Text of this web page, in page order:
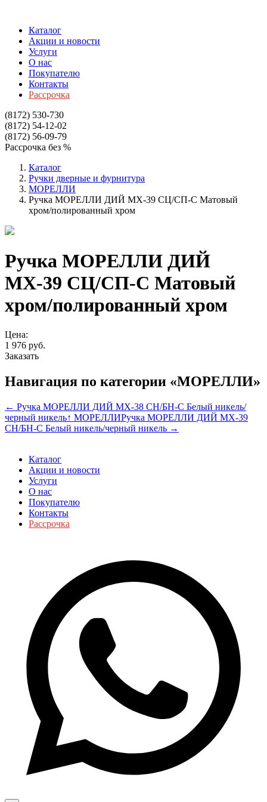
Каталог
Акции и новости
Услуги
О нас
Покупателю
Контакты
Рассрочка
(8172) 530-730
(8172) 54-12-02
(8172) 56-09-79
Рассрочка без %
Каталог
Ручки дверные и фурнитура
МОРЕЛЛИ
Ручка МОРЕЛЛИ ДИЙ МХ-39 СЦ/СП-С Матовый
хром/полированный хром
Ручка МОРЕЛЛИ ДИЙ
МХ-39 СЦ/СП-С Матовый
хром/полированный хром
Цена:
1 976 руб.
Заказать
Навигация по категории «МОРЕЛЛИ»
← Ручка МОРЕЛЛИ ДИЙ МХ-38 СН/БН-С Белый никель/
черный никель↑ МОРЕЛЛИРучка МОРЕЛЛИ ДИЙ МХ-39
СН/БН-С Белый никель/черный никель →
Каталог
Акции и новости
Услуги
О нас
Покупателю
Контакты
Рассрочка